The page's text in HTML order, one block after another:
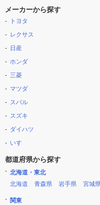
メーカーから探す
トヨタ
レクサス
日産
ホンダ
三菱
マツダ
スバル
スズキ
ダイハツ
いすゞ
都道府県から探す
北海道・東北
北海道
青森県 岩手県 宮城
関東